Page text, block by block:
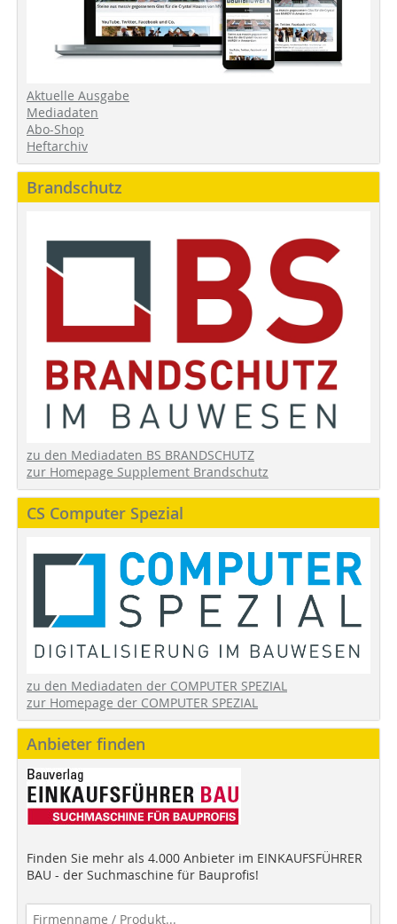
Aktuelle Ausgabe
Mediadaten
Abo-Shop
Heftarchiv
Brandschutz
zu den Mediadaten BS BRANDSCHUTZ
zur Homepage Supplement Brandschutz
CS Computer Spezial
zu den Mediadaten der COMPUTER SPEZIAL
zur Homepage der COMPUTER SPEZIAL
Anbieter finden
Finden Sie mehr als 4.000 Anbieter im EINKAUFSFÜHRER
BAU - der Suchmaschine für Bauprofis!